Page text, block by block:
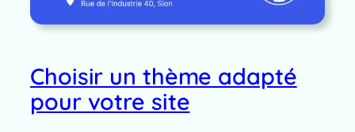
Choisir un thème adapté
pour votre site